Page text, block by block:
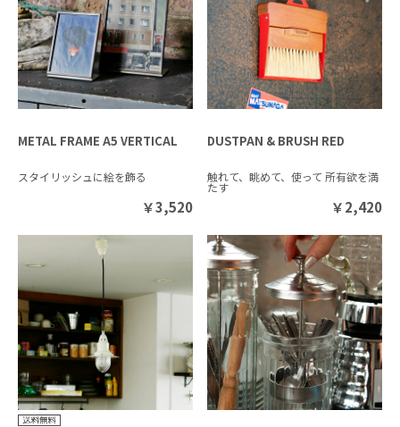
METAL FRAME A5 VERTICAL
スタイリッシュに絵を飾る
￥3,520
DUSTPAN & BRUSH RED
触れて、眺めて、使って 所有欲を満
たす
￥2,420